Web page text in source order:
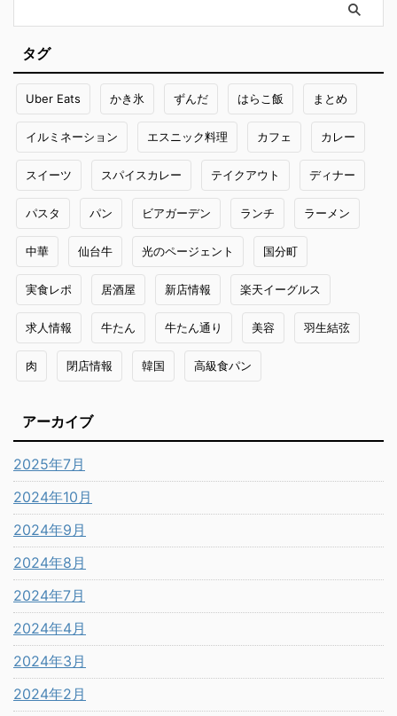
タグ
Uber Eats かき氷 ずんだ はらこ飯 まとめ
イルミネーション エスニック料理 カフェ カレー
スイーツ スパイスカレー テイクアウト ディナー
パスタ パン ビアガーデン ランチ ラーメン
中華 仙台牛 光のページェント 国分町
実食レポ 居酒屋 新店情報 楽天イーグルス
求人情報 牛たん 牛たん通り 美容 羽生結弦
肉 閉店情報 韓国 高級食パン
アーカイブ
2025年7月
2024年10月
2024年9月
2024年8月
2024年7月
2024年4月
2024年3月
2024年2月